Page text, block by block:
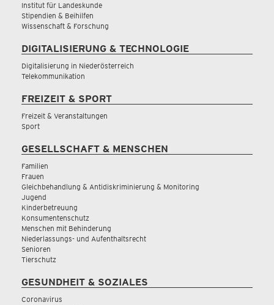
Institut für Landeskunde
Stipendien & Beihilfen
Wissenschaft & Forschung
DIGITALISIERUNG & TECHNOLOGIE
Digitalisierung in Niederösterreich
Telekommunikation
FREIZEIT & SPORT
Freizeit & Veranstaltungen
Sport
GESELLSCHAFT & MENSCHEN
Familien
Frauen
Gleichbehandlung & Antidiskriminierung & Monitoring
Jugend
Kinderbetreuung
Konsumentenschutz
Menschen mit Behinderung
Niederlassungs- und Aufenthaltsrecht
Senioren
Tierschutz
GESUNDHEIT & SOZIALES
Coronavirus